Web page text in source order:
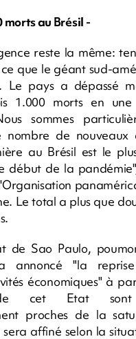
morts au Brésil -
reste la même:
que le géant sud-
Le pays a dépassé
1.000 morts en
sommes
de nouveaux
au Brésil est le
début de la
Le total a plus que
de Sao Paulo,
annoncé "la
économiques" à
cet Etat sont
proches de la
affiné selon la